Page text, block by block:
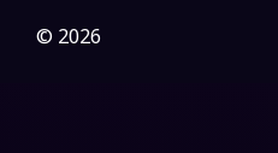
Gothic
© 2026